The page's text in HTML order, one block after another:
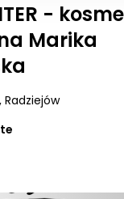
-
Marika
, Radziejów